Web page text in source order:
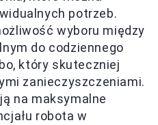
potrzeb.
wyboru między
do codziennego
który skuteczniej
zanieczyszczeniami.
na maksymalne
robota w